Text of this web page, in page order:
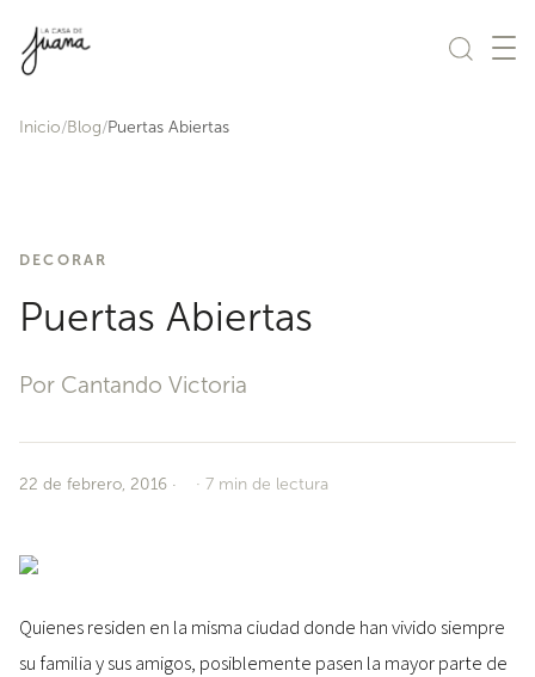
Inicio Blog Puertas Abiertas
DECORAR
Puertas Abiertas
Por Cantando Victoria
22 de febrero, 2016 · 7 min de lectura
Quienes residen en la misma ciudad donde han vivido siempre
su familia y sus amigos, posiblemente pasen la mayor parte de